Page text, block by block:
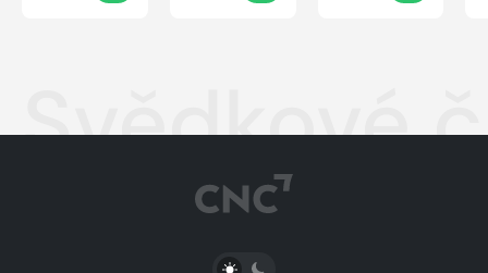
Svědkové
PŘEPNOUT SVĚTLÝ/TMAVÝ REŽIM